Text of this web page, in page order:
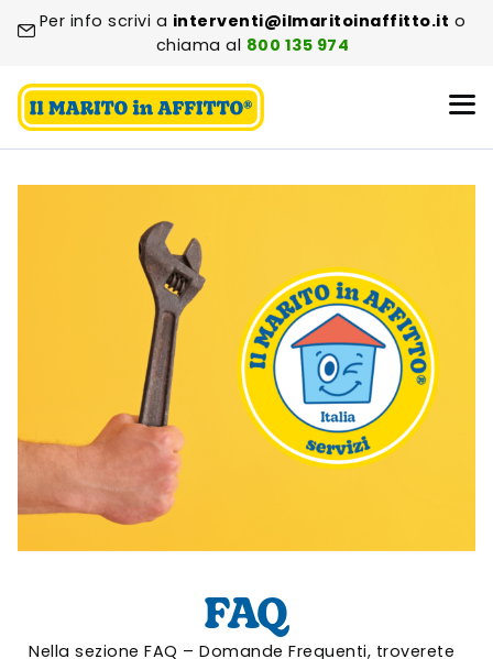
Per info scrivi a interventi@ilmaritoinaffitto.it o
chiama al 800 135 974
FAQ
Nella sezione FAQ – Domande Frequenti, troverete